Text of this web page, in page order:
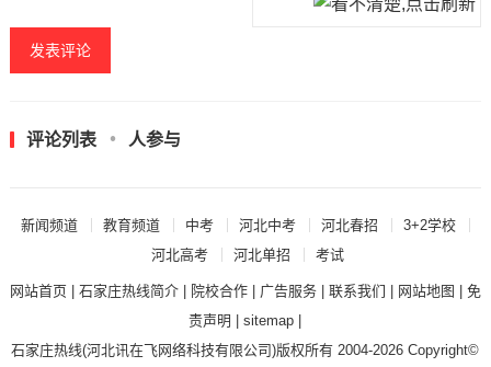
评论列表 人参与
新闻频道 教育频道 中考 河北中考 河北春招
3+2学校
河北高考
河北单招 考试
网站首页| 石家庄热线简介| 院校合作| 广告服务| 联系我们 网站地图
免
责声明
|sitemap
石家庄热线(河北讯在飞网络科技有限公司)版权所有 2004-2026 Copyright©